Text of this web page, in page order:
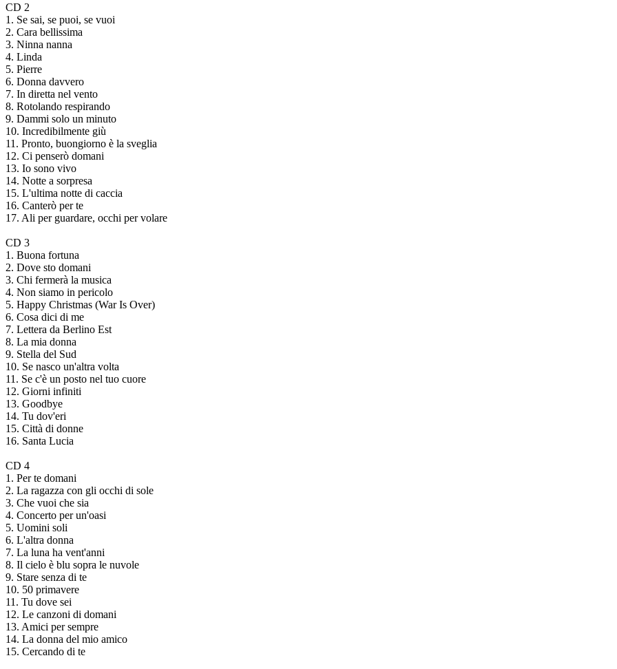
CD 2
1. Se sai, se puoi, se vuoi
2. Cara bellissima
3. Ninna nanna
4. Linda
5. Pierre
6. Donna davvero
7. In diretta nel vento
8. Rotolando respirando
9. Dammi solo un minuto
10. Incredibilmente giù
11. Pronto, buongiorno è la sveglia
12. Ci penserò domani
13. Io sono vivo
14. Notte a sorpresa
15. L'ultima notte di caccia
16. Canterò per te
17. Ali per guardare, occhi per volare
CD 3
1. Buona fortuna
2. Dove sto domani
3. Chi fermerà la musica
4. Non siamo in pericolo
5. Happy Christmas (War Is Over)
6. Cosa dici di me
7. Lettera da Berlino Est
8. La mia donna
9. Stella del Sud
10. Se nasco un'altra volta
11. Se c'è un posto nel tuo cuore
12. Giorni infiniti
13. Goodbye
14. Tu dov'eri
15. Città di donne
16. Santa Lucia
CD 4
1. Per te domani
2. La ragazza con gli occhi di sole
3. Che vuoi che sia
4. Concerto per un'oasi
5. Uomini soli
6. L'altra donna
7. La luna ha vent'anni
8. Il cielo è blu sopra le nuvole
9. Stare senza di te
10. 50 primavere
11. Tu dove sei
12. Le canzoni di domani
13. Amici per sempre
14. La donna del mio amico
15. Cercando di te